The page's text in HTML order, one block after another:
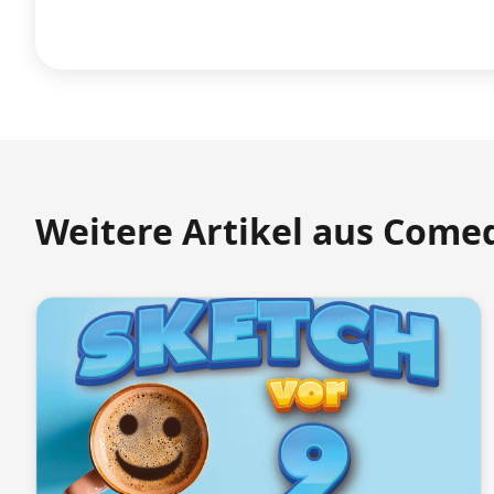
Weitere Artikel aus